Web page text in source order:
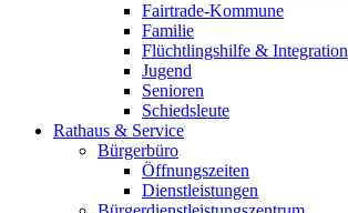
Fairtrade-Kommune
Familie
Flüchtlingshilfe & Integration
Jugend
Senioren
Schiedsleute
Rathaus & Service
Bürgerbüro
Öffnungszeiten
Dienstleistungen